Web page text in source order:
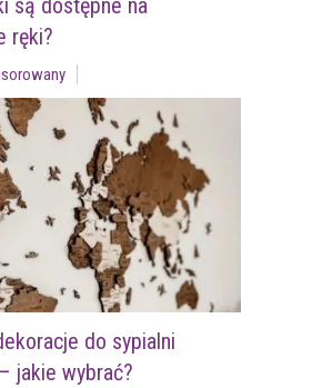
są dostępne na
ręki?
do sypialni
jakie wybrać?